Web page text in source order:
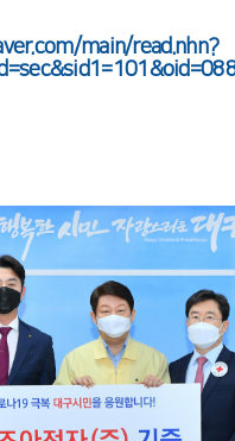
main/read.nhn?